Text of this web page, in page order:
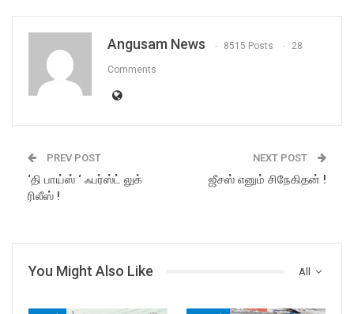
Angusam News 8515 Posts 28
Comments
PREV POST
‘தி பாய்ஸ் ‘ ஃபர்ஸ்ட் லுக்
ரிலீஸ் !
NEXT POST
ஜீசஸ் எனும் சிநேகிதன் !
All
You Might Also Like